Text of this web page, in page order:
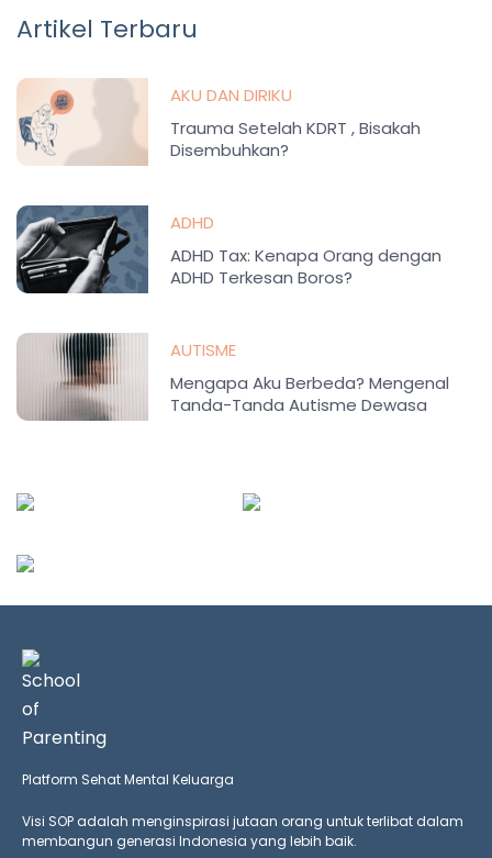
Artikel Terbaru
AKU DAN DIRIKU
Trauma Setelah KDRT , Bisakah
Disembuhkan?
ADHD
ADHD Tax: Kenapa Orang dengan
ADHD Terkesan Boros?
AUTISME
Mengapa Aku Berbeda? Mengenal
Tanda-Tanda Autisme Dewasa
Platform Sehat Mental Keluarga
Visi SOP adalah menginspirasi jutaan orang untuk terlibat dalam
membangun generasi Indonesia yang lebih baik.